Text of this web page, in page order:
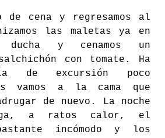
de cena y regresamos al
las maletas ya en
ducha y cenamos un
con tomate. Ha
de excursión poco
vamos a la cama que
de nuevo. La noche
a ratos calor, el
incómodo y los